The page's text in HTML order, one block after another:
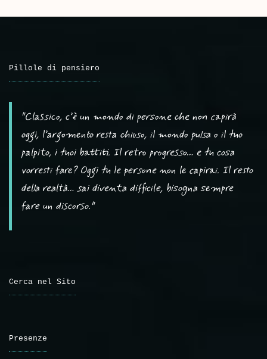
Pillole di pensiero
"Classico, c’è un mondo di persone che non capirà
oggi, l’argomento resta chiuso, il mondo pulsa o il tuo
palpito, i tuoi battiti. Il retro progresso… e tu cosa
vorresti fare? Oggi tu le persone non le capirai. Il resto
della realtà… sai diventa difficile, bisogna sempre
fare un discorso."
Cerca nel Sito
Presenze